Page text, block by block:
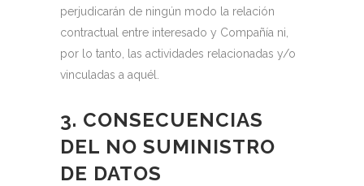
perjudicarán de ningún modo la relación
contractual entre interesado y Compañía ni,
por lo tanto, las actividades relacionadas y/o
vinculadas a aquél.
3. CONSECUENCIAS
DEL NO SUMINISTRO
DE DATOS